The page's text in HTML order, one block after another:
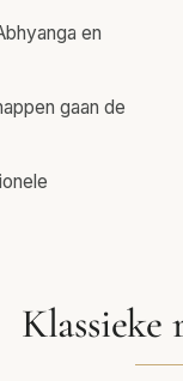
en
gaan de
Klassieke